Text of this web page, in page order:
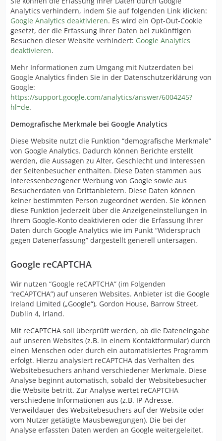
Analytics verhindern, indem Sie auf folgenden Link klicken:
Google Analytics deaktivieren. Es wird ein Opt-Out-Cookie
gesetzt, der die Erfassung Ihrer Daten bei zukünftigen
Besuchen dieser Website verhindert: Google Analytics
deaktivieren.
Mehr Informationen zum Umgang mit Nutzerdaten bei
Google Analytics finden Sie in der Datenschutzerklärung von
Google:
https://support.google.com/analytics/answer/6004245?
hl=de.
Demografische Merkmale bei Google Analytics
Diese Website nutzt die Funktion “demografische Merkmale”
von Google Analytics. Dadurch können Berichte erstellt
werden, die Aussagen zu Alter, Geschlecht und Interessen
der Seitenbesucher enthalten. Diese Daten stammen aus
interessenbezogener Werbung von Google sowie aus
Besucherdaten von Drittanbietern. Diese Daten können
keiner bestimmten Person zugeordnet werden. Sie können
diese Funktion jederzeit über die Anzeigeneinstellungen in
Ihrem Google-Konto deaktivieren oder die Erfassung Ihrer
Daten durch Google Analytics wie im Punkt “Widerspruch
gegen Datenerfassung” dargestellt generell untersagen.
Google reCAPTCHA
Wir nutzen “Google reCAPTCHA” (im Folgenden
“reCAPTCHA”) auf unseren Websites. Anbieter ist die Google
Ireland Limited („Google“), Gordon House, Barrow Street,
Dublin 4, Irland.
Mit reCAPTCHA soll überprüft werden, ob die Dateneingabe
auf unseren Websites (z.B. in einem Kontaktformular) durch
einen Menschen oder durch ein automatisiertes Programm
erfolgt. Hierzu analysiert reCAPTCHA das Verhalten des
Websitebesuchers anhand verschiedener Merkmale. Diese
Analyse beginnt automatisch, sobald der Websitebesucher
die Website betritt. Zur Analyse wertet reCAPTCHA
verschiedene Informationen aus (z.B. IP-Adresse,
Verweildauer des Websitebesuchers auf der Website oder
vom Nutzer getätigte Mausbewegungen). Die bei der
Analyse erfassten Daten werden an Google weitergeleitet.